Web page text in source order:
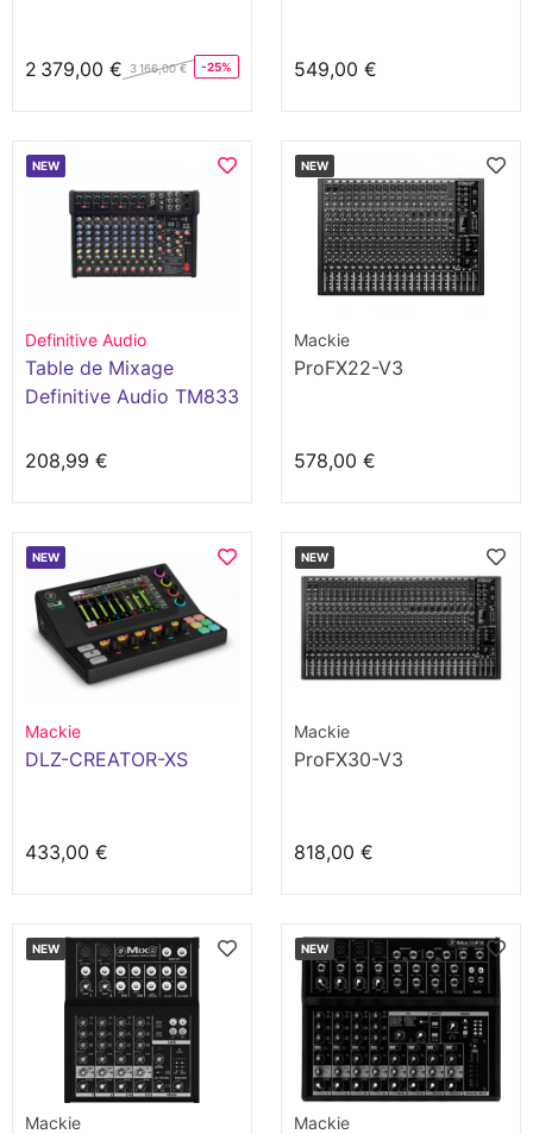
2 379,00 € 3 166,00 € -25% 549,00 €
NEW
Definitive Audio
Table de Mixage
Definitive Audio TM833
208,99 €
NEW
Mackie
ProFX22-V3
578,00 €
NEW
Mackie
DLZ-CREATOR-XS
433,00 €
NEW
Mackie
ProFX30-V3
818,00 €
NEW
Mackie
NEW
Mackie